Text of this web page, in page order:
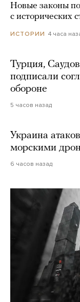
Новые законы
с исторических
ИСТОРИИ 4 часа
Турция,
подписали
обороне
5 часов назад
Украина
морскими
6 часов назад